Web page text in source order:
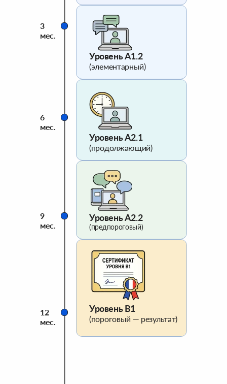
Уровень A1.2
(элементарный)
Уровень A2.1
(продолжающий)
Уровень A2.2
(предпороговый)
Уровень B1
(пороговый — результат)
3
мес.
6
мес.
9
мес.
12
мес.